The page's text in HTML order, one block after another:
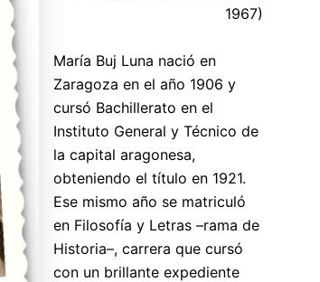
1967)
María Buj Luna nació en
Zaragoza en el año 1906 y
cursó Bachillerato en el
Instituto General y Técnico de
la capital aragonesa,
obteniendo el título en 1921.
Ese mismo año se matriculó
en Filosofía y Letras –rama de
Historia–, carrera que cursó
con un brillante expediente